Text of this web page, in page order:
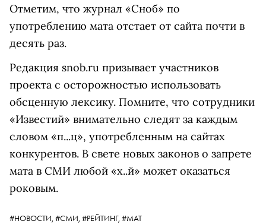
Отметим, что журнал «Сноб» по
употреблению мата отстает от сайта почти в
десять раз.
Редакция snob.ru призывает участников
проекта с осторожностью использовать
обсценную лексику. Помните, что сотрудники
«Известий» внимательно следят за каждым
словом «п...ц», употребленным на сайтах
конкурентов. В свете новых законов о запрете
мата в СМИ любой «х..й» может оказаться
роковым.
#НОВОСТИ, #СМИ, #РЕЙТИНГ, #МАТ